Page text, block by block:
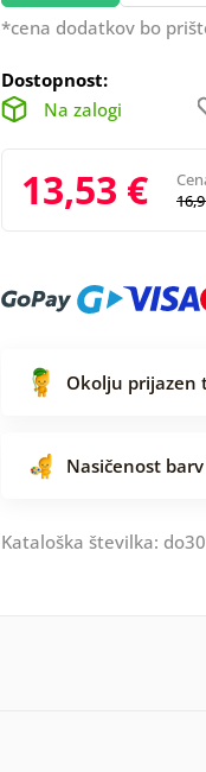
*cena dodatkov bo
Dostopnost:
Na zalogi
13,53 €
Okolju prijazen
Nasičenost barv
Kataloška številka: